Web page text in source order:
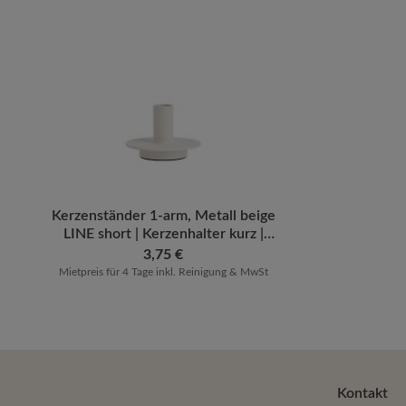
Produkt Anzahl: Gib den
Kerzenständer 1-arm, Metall beige
LINE short | Kerzenhalter kurz |
Kerzenleuchter für Stabkerzen [mi
Regulärer Preis:
3,75 €
Mietpreis für 4 Tage inkl. Reinigung & MwSt
Kontakt